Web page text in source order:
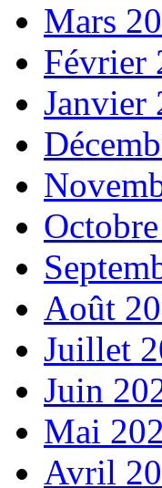
Mars
Février
Janvier
Août
Juillet
Juin
Mai
Avril